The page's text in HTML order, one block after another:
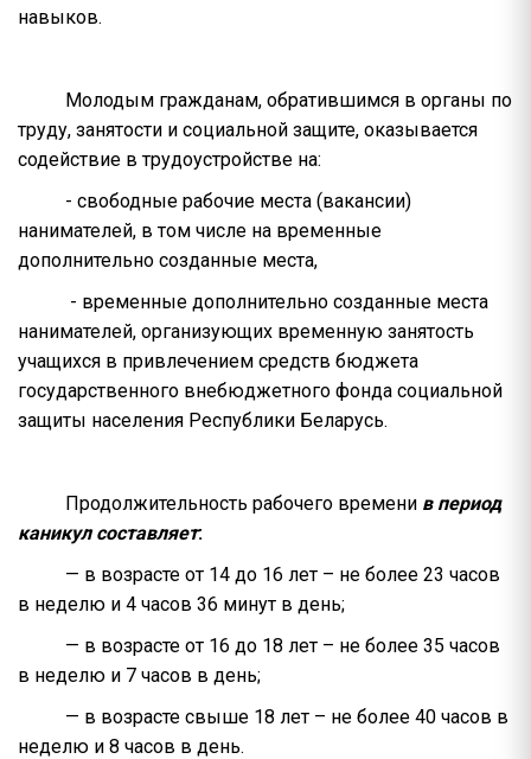
навыков.
Молодым гражданам, обратившимся в органы по
труду, занятости и социальной защите, оказывается
содействие в трудоустройстве на:
- свободные рабочие места (вакансии)
нанимателей, в том числе на временные
дополнительно созданные места,
- временные дополнительно созданные места
нанимателей, организующих временную занятость
учащихся в привлечением средств бюджета
государственного внебюджетного фонда социальной
защиты населения Республики Беларусь.
Продолжительность рабочего времени в период
каникул составляет:
— в возрасте от 14 до 16 лет – не более 23 часов
в неделю и 4 часов 36 минут в день;
— в возрасте от 16 до 18 лет – не более 35 часов
в неделю и 7 часов в день;
— в возрасте свыше 18 лет – не более 40 часов в
неделю и 8 часов в день.